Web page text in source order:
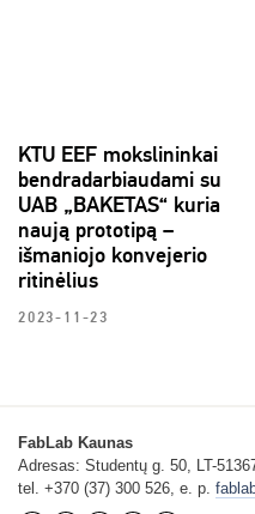
KTU EEF mokslininkai
bendradarbiaudami su
UAB „BAKETAS“ kuria
naują prototipą –
išmaniojo konvejerio
ritinėlius
2023-11-23
FabLab Kaunas
Adresas: Studentų g. 50, LT-
tel. +370 (37) 300 526, e. p.